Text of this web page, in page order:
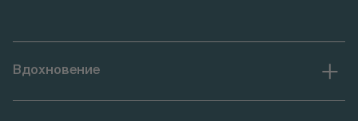
Вдохновение